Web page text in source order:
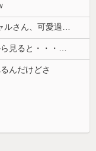
【画像】 35歳でおばあちゃんになったギャルさん、可愛過ぎて嫉妬不可避w w w w w w w w w w w
【圧巻映像】「ロケット打ち上げを宇宙から見ると・・・」の動画が衝撃的
んだけどさ